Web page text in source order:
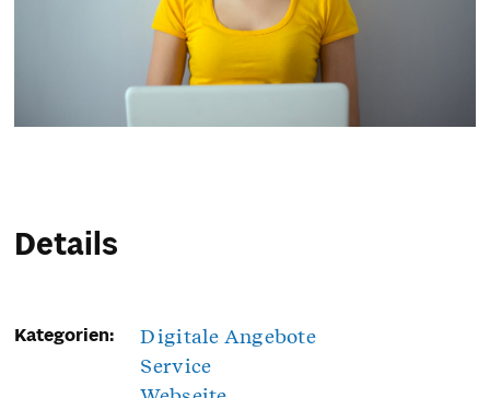
Details
Kategorien:
Digitale Angebote
Service